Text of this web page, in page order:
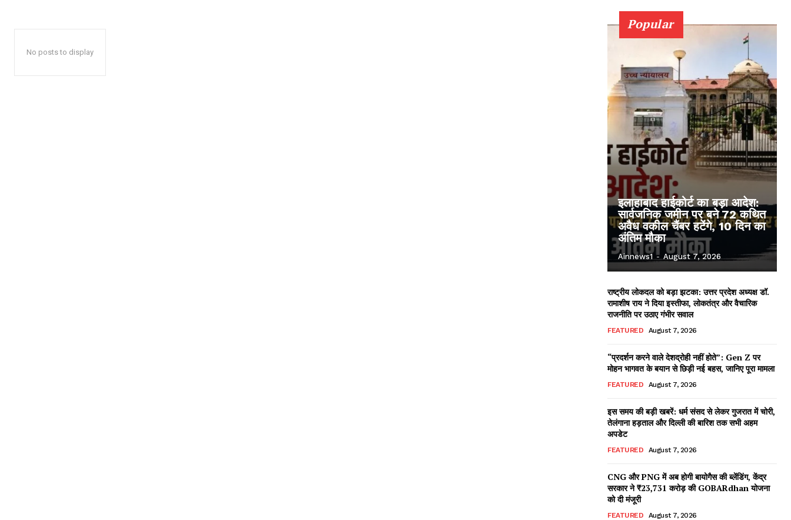
No posts to display
Popular
इलाहाबाद हाईकोर्ट का बड़ा आदेश:
सार्वजनिक जमीन पर बने 72 कथित
अवैध वकील चैंबर हटेंगे, 10 दिन का
अंतिम मौका
Ainnews1 - August 7, 2026
राष्ट्रीय लोकदल को बड़ा झटका: उत्तर प्रदेश अध्यक्ष डॉ.
रामाशीष राय ने दिया इस्तीफा, लोकतंत्र और वैचारिक
राजनीति पर उठाए गंभीर सवाल
FEATURED August 7, 2026
“प्रदर्शन करने वाले देशद्रोही नहीं होते”: Gen Z पर
मोहन भागवत के बयान से छिड़ी नई बहस, जानिए पूरा मामला
FEATURED August 7, 2026
इस समय की बड़ी खबरें: धर्म संसद से लेकर गुजरात में चोरी,
तेलंगाना हड़ताल और दिल्ली की बारिश तक सभी अहम
अपडेट
FEATURED August 7, 2026
CNG और PNG में अब होगी बायोगैस की ब्लेंडिंग, केंद्र
सरकार ने ₹23,731 करोड़ की GOBARdhan योजना
को दी मंजूरी
FEATURED August 7, 2026